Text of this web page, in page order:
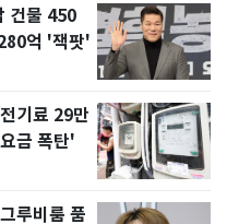
건물 450
억 '잭팟'
기료 29만
금 폭탄'
루비룸 품